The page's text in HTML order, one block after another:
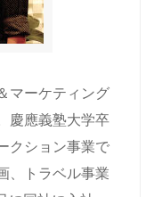
マーケティング
慶應義塾大学卒
クション事業で
、トラベル事業